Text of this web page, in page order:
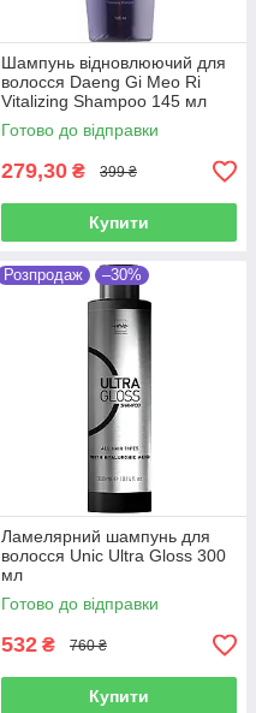
Шампунь відновлюючий для
волосся Daeng Gi Meo Ri
Vitalizing Shampoo 145 мл
Готово до відправки
279,30 ₴ 399 ₴
Купити
Розпродаж –30%
Ламелярний шампунь для
волосся Unic Ultra Gloss 300
мл
Готово до відправки
532 ₴ 760 ₴
Купити